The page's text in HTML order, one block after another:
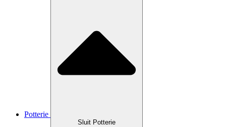
Potterie
Sluit Potterie